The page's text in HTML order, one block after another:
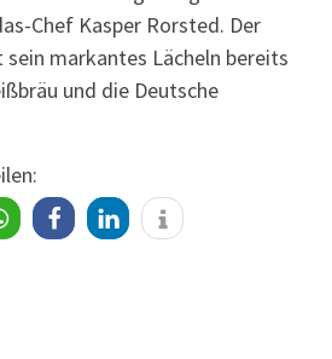
Chef Kasper Rorsted. Der
markantes Lächeln bereits
und die Deutsche